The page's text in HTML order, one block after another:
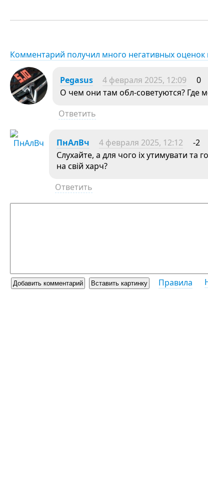
Комментарий получил много негативных оценок
Pegasus 4 февраля 2025, 12:09
0
О чем они там обл-советуются? Где
Ответить
ПнАлВч 4 февраля 2025, 12:12
-2
Слухайте, а для чого іх утимувати та
на свій харч?
Ответить
Правила